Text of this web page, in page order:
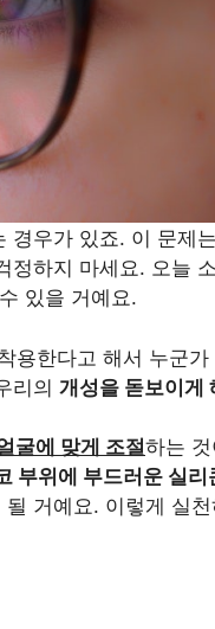
경우가 있죠. 이 문제
정하지 마세요. 오늘
있을 거예요.
용한다고 해서 누군
리의 개성을 돋보이게
굴에 맞게 조절하는
부위에 부드러운 실
될 거예요. 이렇게 실